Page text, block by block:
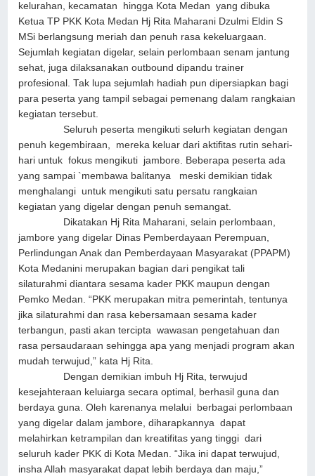
kelurahan, kecamatan hingga Kota Medan yang dibuka
Ketua TP PKK Kota Medan Hj Rita Maharani Dzulmi Eldin S
MSi berlangsung meriah dan penuh rasa kekeluargaan.
Sejumlah kegiatan digelar, selain perlombaan senam jantung
sehat, juga dilaksanakan outbound dipandu trainer
profesional. Tak lupa sejumlah hadiah pun dipersiapkan bagi
para peserta yang tampil sebagai pemenang dalam rangkaian
kegiatan tersebut.
Seluruh peserta mengikuti selurh kegiatan dengan
penuh kegembiraan, mereka keluar dari aktifitas rutin sehari-
hari untuk fokus mengikuti jambore. Beberapa peserta ada
yang sampai `membawa balitanya meski demikian tidak
menghalangi untuk mengikuti satu persatu rangkaian
kegiatan yang digelar dengan penuh semangat.
Dikatakan Hj Rita Maharani, selain perlombaan,
jambore yang digelar Dinas Pemberdayaan Perempuan,
Perlindungan Anak dan Pemberdayaan Masyarakat (PPAPM)
Kota Medanini merupakan bagian dari pengikat tali
silaturahmi diantara sesama kader PKK maupun dengan
Pemko Medan. “PKK merupakan mitra pemerintah, tentunya
jika silaturahmi dan rasa kebersamaan sesama kader
terbangun, pasti akan tercipta wawasan pengetahuan dan
rasa persaudaraan sehingga apa yang menjadi program akan
mudah terwujud,” kata Hj Rita.
Dengan demikian imbuh Hj Rita, terwujud
kesejahteraan keluiarga secara optimal, berhasil guna dan
berdaya guna. Oleh karenanya melalui berbagai perlombaan
yang digelar dalam jambore, diharapkannya dapat
melahirkan ketrampilan dan kreatifitas yang tinggi dari
seluruh kader PKK di Kota Medan. “Jika ini dapat terwujud,
insha Allah masyarakat dapat lebih berdaya dan maju,”